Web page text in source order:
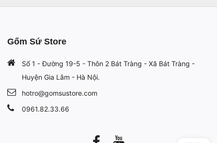
Gốm Sứ Store
Số 1 - Đường 19-5 - Thôn 2 Bát Tràng - Xã Bát Tràng -
Huyện Gia Lâm - Hà Nội.
hotro@gomsustore.com
0961.82.33.66